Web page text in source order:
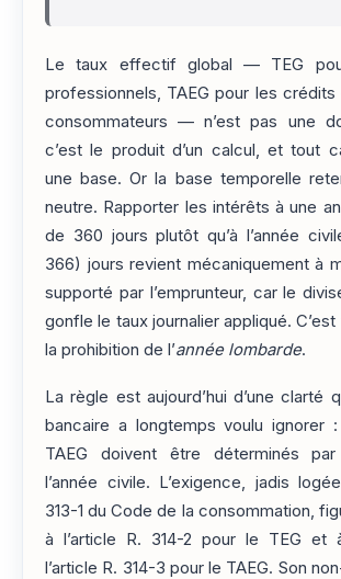
Le taux effectif global — TEG
professionnels, TAEG pour les
consommateurs — n’est pas une
c’est le produit d’un calcul, et tout
une base. Or la base temporelle
neutre. Rapporter les intérêts à une
de 360 jours plutôt qu’à l’année
366) jours revient mécaniquement à
supporté par l’emprunteur, car le
gonfle le taux journalier appliqué. C’est
la prohibition de l’année lombarde.
La règle est aujourd’hui d’une clarté
bancaire a longtemps voulu ignorer
TAEG doivent être déterminés
l’année civile. L’exigence, jadis
313-1 du Code de la consommation,
à l’article R. 314-2 pour le TEG et
l’article R. 314-3 pour le TAEG. Son